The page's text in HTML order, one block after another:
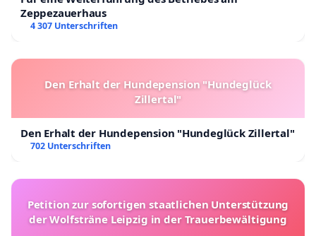
Zeppezauerhaus
4 307 Unterschriften
Den Erhalt der Hundepension "Hundeglück
Zillertal"
Den Erhalt der Hundepension "Hundeglück Zillertal"
702 Unterschriften
Petition zur sofortigen staatlichen Unterstützung
der Wolfsträne Leipzig in der Trauerbewältigung